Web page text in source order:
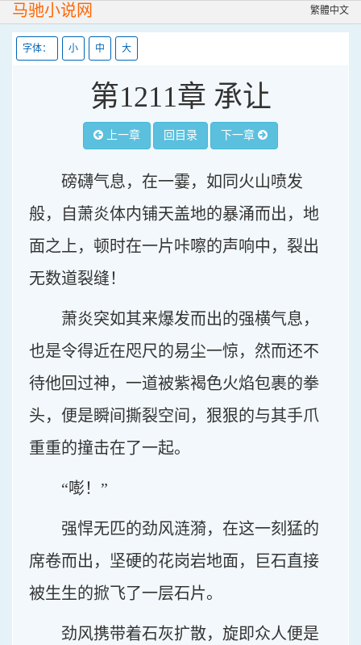
马驰小说网 繁體中文
字体： 小 中 大
第1211章 承让
上一章 回目录 下一章
磅礴气息，在一霎，如同火山喷发
般，自萧炎体内铺天盖地的暴涌而出，地
面之上，顿时在一片咔嚓的声响中，裂出
无数道裂缝！
萧炎突如其来爆发而出的强横气息，
也是令得近在咫尺的易尘一惊，然而还不
待他回过神，一道被紫褐色火焰包裹的拳
头，便是瞬间撕裂空间，狠狠的与其手爪
重重的撞击在了一起。
“嘭！”
强悍无匹的劲风涟漪，在这一刻猛的
席卷而出，坚硬的花岗岩地面，巨石直接
被生生的掀飞了一层石片。
劲风携带着石灰扩散，旋即众人便是